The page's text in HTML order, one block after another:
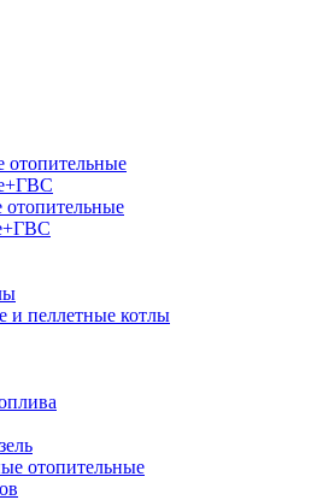
отопительные
отопительные
и пеллетные котлы
отопительные